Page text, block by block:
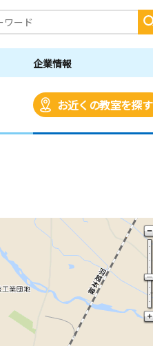
企業情報
お近くの教室を探す